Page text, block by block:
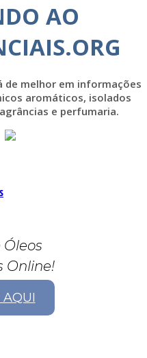
AO
de melhor em informações
aromáticos, isolados
e perfumaria.
Online!
AQUI